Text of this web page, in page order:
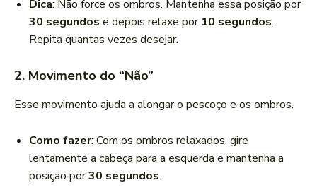
Dica: Não force os ombros. Mantenha essa posição por
30 segundos e depois relaxe por 10 segundos.
Repita quantas vezes desejar.
2. Movimento do “Não”
Esse movimento ajuda a alongar o pescoço e os ombros.
Como fazer: Com os ombros relaxados, gire
lentamente a cabeça para a esquerda e mantenha a
posição por30 segundos.